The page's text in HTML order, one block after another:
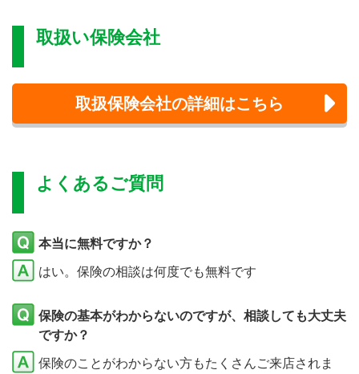
取扱い保険会社
取扱保険会社の詳細はこちら
よくあるご質問
本当に無料ですか？
はい。保険の相談は何度でも無料です
保険の基本がわからないのですが、相談しても大丈夫
ですか？
保険のことがわからない方もたくさんご来店されま